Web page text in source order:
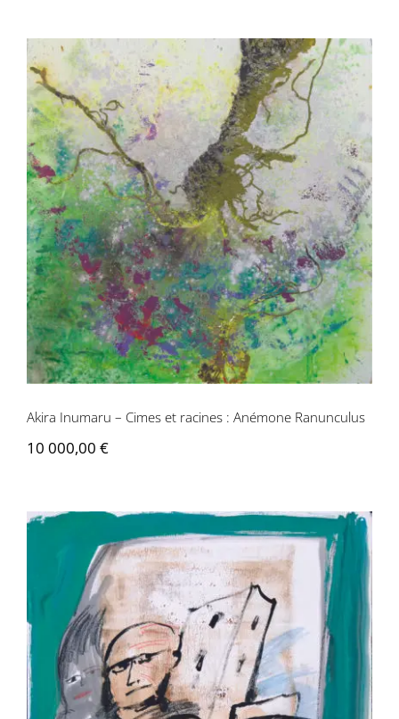
Akira Inumaru – Cimes et racines :
Anémone Ranunculus
Akira Inumaru – Cimes et racines : Anémone Ranunculus
10 000,00 €